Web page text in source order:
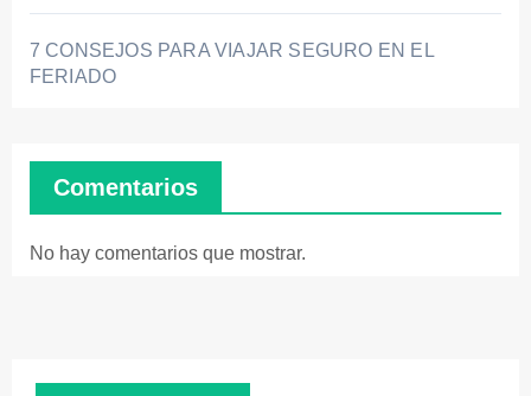
7 CONSEJOS PARA VIAJAR SEGURO EN EL
FERIADO
Comentarios
No hay comentarios que mostrar.